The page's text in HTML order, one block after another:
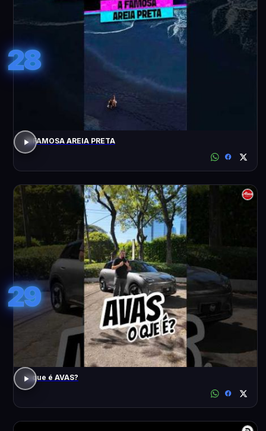
28
A FAMOSA AREIA PRETA
29
o que é AVAS?